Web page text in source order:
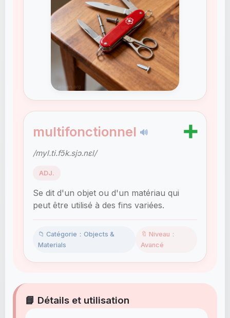
multifonctionnel 🔊 ➕
/myl.ti.fɔ̃k.sjɔ.nɛl/
ADJ.
Se dit d'un objet ou d'un matériau qui
peut être utilisé à des fins variées.
📁 Catégorie：Objects &
Materials
🔖 Niveau：
Avancé
📘 Détails et utilisation